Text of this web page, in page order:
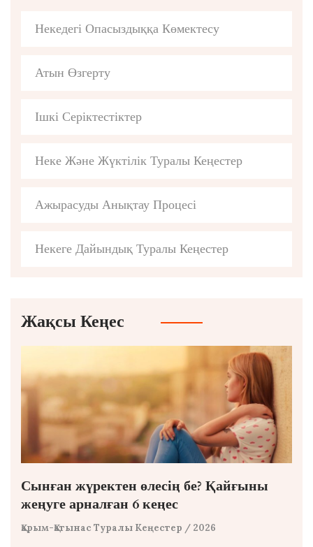
Некедегі Опасыздыққа Көмектесу
Атын Өзгерту
Ішкі Серіктестіктер
Неке Және Жүктілік Туралы Кеңестер
Ажырасуды Анықтау Процесі
Некеге Дайындық Туралы Кеңестер
Жақсы Кеңес
Сынған жүректен өлесің бе? Қайғыны
жеңуге арналған 6 кеңес
Қарым-Қатынас Туралы Кеңестер / 2026